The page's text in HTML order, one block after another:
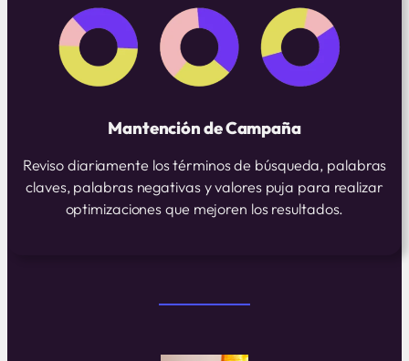
Mantención de Campaña
Reviso diariamente los términos de búsqueda, palabras
claves, palabras negativas y valores puja para realizar
optimizaciones que mejoren los resultados.